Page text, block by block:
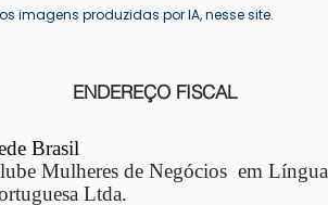
reconstrução
ENDEREÇO FISCAL
Brasil
Mulheres de Negócios em Língua
Ltda.
imagens produzidas por IA, nesse site.